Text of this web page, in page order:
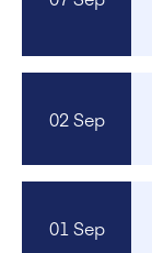
02 Sep
01 Sep